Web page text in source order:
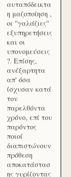
αυταπόδεικτα
η μαζοποίηση ,
οι ''γαλάζιες''
εξυπηρετήσεις
και οι
υπονομεύσεις
?. Επίσης,
ανέξαρτητα
απ' όσα
ίσχυσαν κατά
τον
παρελθόντα
χρόνο, επί του
παρόντος
ποιοί
διαπιστώνουν
πρόθεση
αποκατάστασ
ης γυρίζοντας